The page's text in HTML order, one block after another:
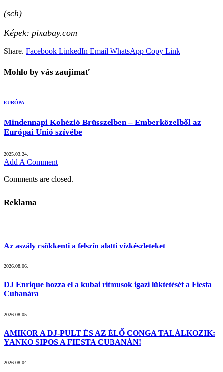
(sch)
Képek: pixabay.com
Share. Facebook LinkedIn Email WhatsApp Copy Link
Mohlo by vás zaujimať
EURÓPA
Mindennapi Kohézió Brüsszelben – Emberközelből az
Európai Unió szívébe
2025.03.24.
Add A Comment
Comments are closed.
Reklama
Az aszály csökkenti a felszín alatti vízkészleteket
2026.08.06.
DJ Enrique hozza el a kubai ritmusok igazi lüktetését a Fiesta
Cubanára
2026.08.05.
AMIKOR A DJ-PULT ÉS AZ ÉLŐ CONGA TALÁLKOZIK:
YANKO SIPOS A FIESTA CUBANÁN!
2026.08.04.